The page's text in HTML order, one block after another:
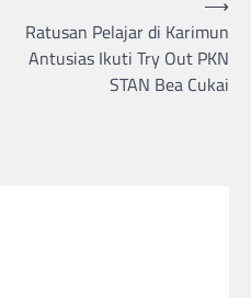
Ratusan Pelajar di Karimun
Antusias Ikuti Try Out PKN
STAN Bea Cukai
⟶